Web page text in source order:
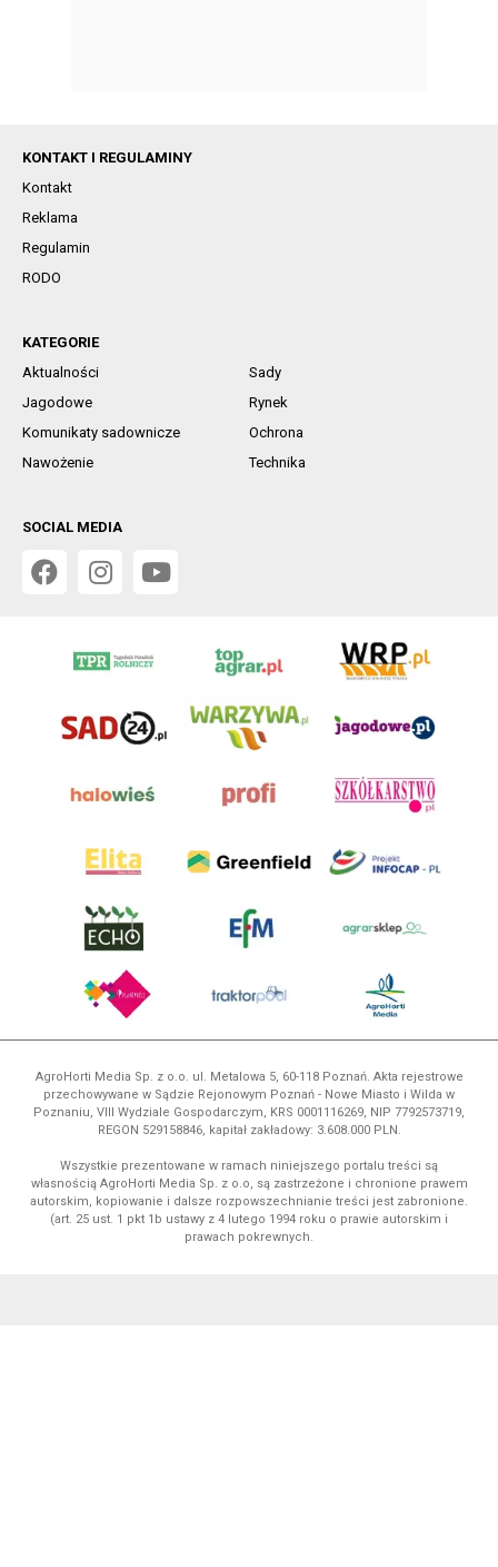
KONTAKT I REGULAMINY
Kontakt
Reklama
Regulamin
RODO
KATEGORIE
Aktualności
Sady
Jagodowe
Rynek
Komunikaty sadownicze
Ochrona
Nawożenie
Technika
SOCIAL MEDIA
AgroHorti Media Sp. z o.o. ul. Metalowa 5, 60-118 Poznań. Akta rejestrowe
przechowywane w Sądzie Rejonowym Poznań - Nowe Miasto i Wilda w
Poznaniu, VIII Wydziale Gospodarczym, KRS 0001116269, NIP 7792573719,
REGON 529158846, kapitał zakładowy: 3.608.000 PLN.
Wszystkie prezentowane w ramach niniejszego portalu treści są
własnością AgroHorti Media Sp. z o.o, są zastrzeżone i chronione prawem
autorskim, kopiowanie i dalsze rozpowszechnianie treści jest zabronione.
(art. 25 ust. 1 pkt 1b ustawy z 4 lutego 1994 roku o prawie autorskim i
prawach pokrewnych.